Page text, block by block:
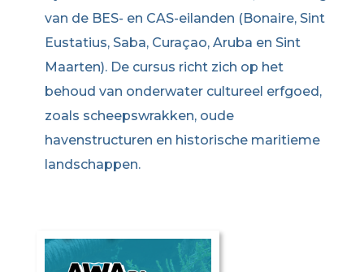
van de BES- en CAS-eilanden (Bonaire, Sint
Eustatius, Saba, Curaçao, Aruba en Sint
Maarten). De cursus richt zich op het
behoud van onderwater cultureel erfgoed,
zoals scheepswrakken, oude
havenstructuren en historische maritieme
landschappen.